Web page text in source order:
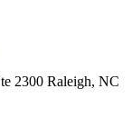
2300 Raleigh, NC